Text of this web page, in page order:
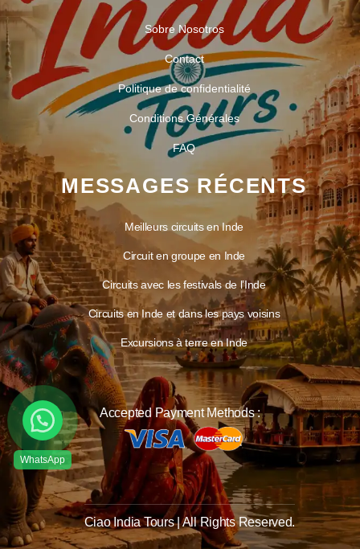
Sobre Nosotros
Contact
Politique de confidentialité
Conditions Générales
FAQ
MESSAGES RÉCENTS
Meilleurs circuits en Inde
Circuit en groupe en Inde
Circuits avec les festivals de l’Inde
Circuits en Inde et dans les pays voisins
Excursions à terre en Inde
Accepted Payment Methods :
Ciao India Tours | All Rights Reserved.